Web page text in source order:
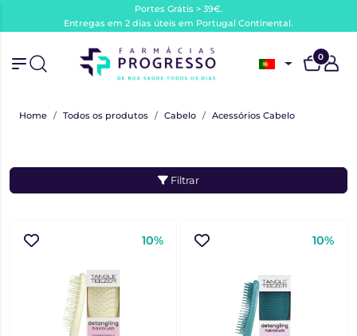
Portes Grátis > 39€.
Entregas em 2 dias úteis em Portugal Continental.
0
Home Todos os produtos Cabelo Acessórios Cabelo
Filtrar
10% 10%